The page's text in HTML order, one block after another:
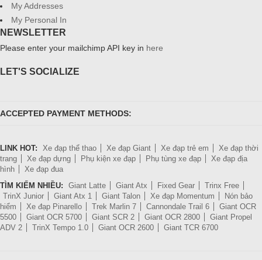
My Addresses
My Personal In
NEWSLETTER
Please enter your mailchimp API key in here
LET'S SOCIALIZE
ACCEPTED PAYMENT METHODS:
LINK HOT: Xe đạp thể thao Xe đạp Giant Xe đạp trẻ em
Xe đạp thời
trang
Xe đạp dựng Phụ kiện xe đạp Phụ tùng xe đạp
Xe đạp địa
hình
Xe đạp đua
TÌM KIẾM NHIỀU:
Giant Latte Giant Atx Fixed Gear
Trinx Free
TrinX Junior
Giant Atx 1 Giant Talon Xe đạp Momentum
Nón bảo
hiểm
Xe đạp Pinarello Trek Marlin 7 Cannondale Trail 6
Giant OCR
5500
Giant OCR 5700 Giant SCR 2 Giant OCR 2800
Giant Propel
ADV 2
TrinX Tempo 1.0 Giant OCR 2600 Giant TCR 6700